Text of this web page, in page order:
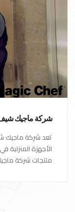
شركة ماجيك
تعد شركة ماجيك
الأجهزة
منتجات شركة